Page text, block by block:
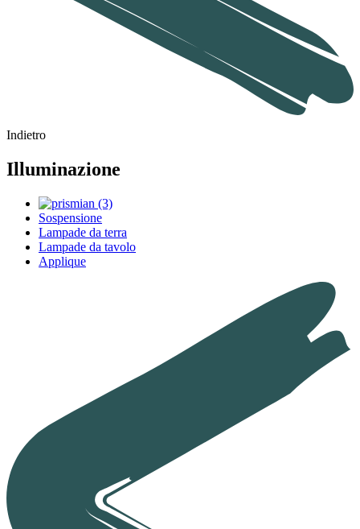
Indietro
Illuminazione
Sospensione
Lampade da terra
Lampade da tavolo
Applique